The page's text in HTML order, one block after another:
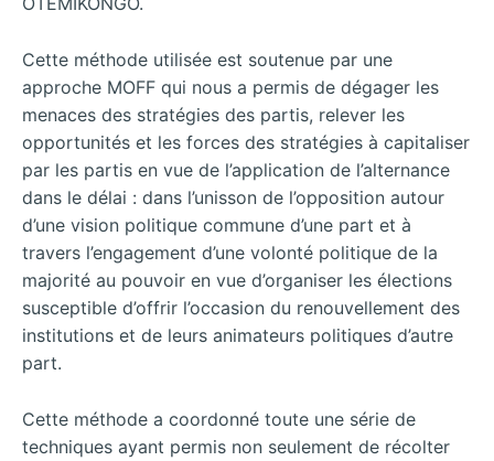
Cette méthode utilisée est soutenue par une
approche MOFF qui nous a permis de dégager les
menaces des stratégies des partis, relever les
opportunités et les forces des stratégies à capitaliser
par les partis en vue de l’application de l’alternance
dans le délai : dans l’unisson de l’opposition autour
d’une vision politique commune d’une part et à
travers l’engagement d’une volonté politique de la
majorité au pouvoir en vue d’organiser les élections
susceptible d’offrir l’occasion du renouvellement des
institutions et de leurs animateurs politiques d’autre
part.
Cette méthode a coordonné toute une série de
techniques ayant permis non seulement de récolter